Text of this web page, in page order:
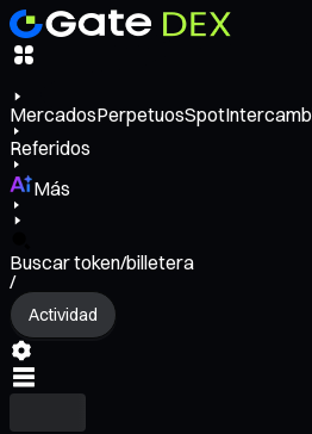
MercadosPerpetuosSpot
Referidos
Más
Buscar token/billetera
/
Actividad